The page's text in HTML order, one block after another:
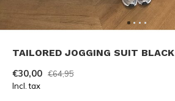
TAILORED JOGGING SUIT BLACK
€30,00 €64,95
Incl. tax